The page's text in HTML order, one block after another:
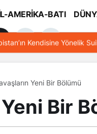
AMERİKA-BATI
Kendisine Yönelik
Yeni Bir Bölümü
Bir